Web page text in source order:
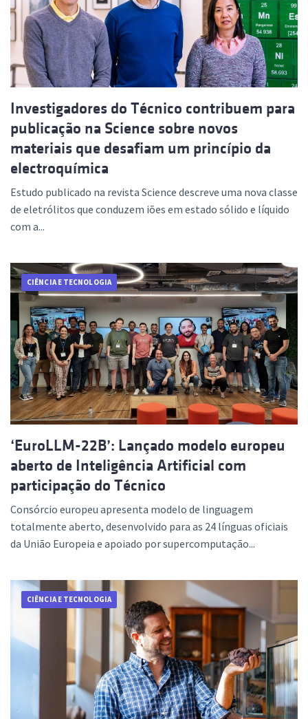
Investigadores do Técnico contribuem para
publicação na Science sobre novos
materiais que desafiam um princípio da
electroquímica
Estudo publicado na revista Science descreve uma nova classe
de eletrólitos que conduzem iões em estado sólido e líquido
com a...
CIÊNCIA E TECNOLOGIA
‘EuroLLM-22B’: Lançado modelo europeu
aberto de Inteligência Artificial com
participação do Técnico
Consórcio europeu apresenta modelo de linguagem
totalmente aberto, desenvolvido para as 24 línguas oficiais
da União Europeia e apoiado por supercomputação...
CIÊNCIA E TECNOLOGIA